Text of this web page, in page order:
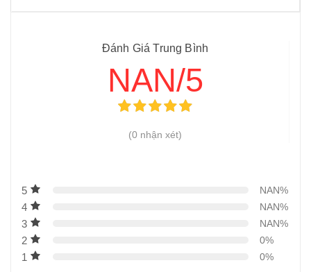
Đánh Giá Trung Bình
NAN/5
(0 nhận xét)
5 NAN%
4 NAN%
3 NAN%
2 0%
1 0%